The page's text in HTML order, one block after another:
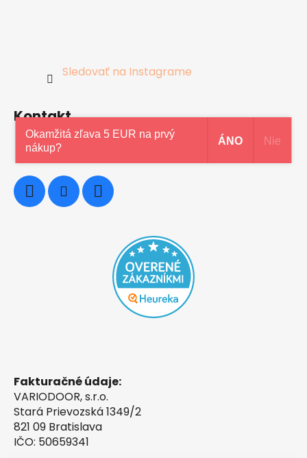
Sledovať na Instagrame
Kontakt
0948997914
Fakturačné údaje:
VARIODOOR, s.r.o.
Stará Prievozská 1349/2
821 09 Bratislava
IČO: 50659341
Okamžitá zľava 5 EUR na prvý
nákup?
ÁNO Nie